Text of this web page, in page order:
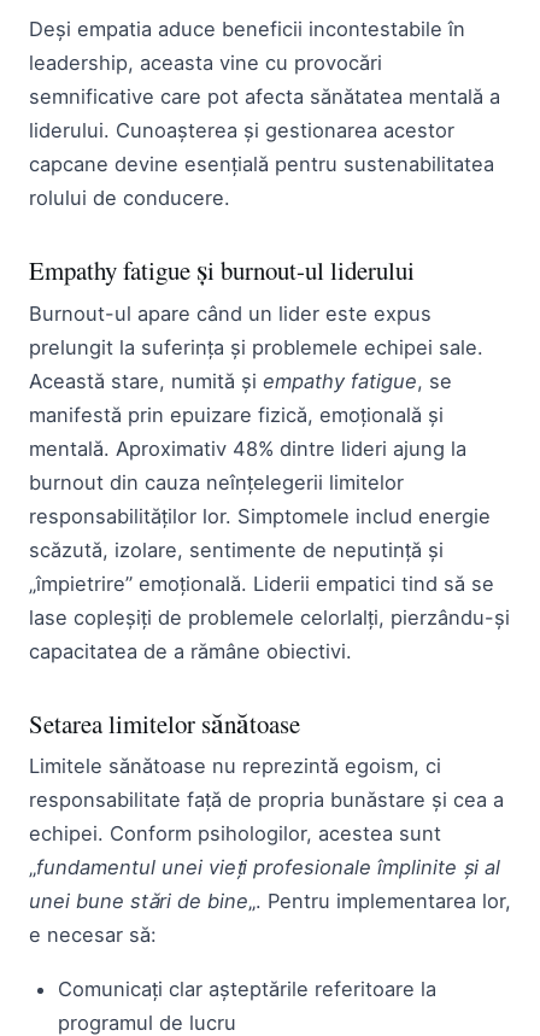
Deși empatia aduce beneficii incontestabile în
leadership, aceasta vine cu provocări
semnificative care pot afecta sănătatea mentală a
liderului. Cunoașterea și gestionarea acestor
capcane devine esențială pentru sustenabilitatea
rolului de conducere.
Empathy fatigue și burnout-ul liderului
Burnout-ul apare când un lider este expus
prelungit la suferința și problemele echipei sale.
Această stare, numită și empathy fatigue, se
manifestă prin epuizare fizică, emoțională și
mentală. Aproximativ 48% dintre lideri ajung la
burnout din cauza neînțelegerii limitelor
responsabilităților lor. Simptomele includ energie
scăzută, izolare, sentimente de neputință și
„împietrire” emoțională. Liderii empatici tind să se
lase copleșiți de problemele celorlalți, pierzându-și
capacitatea de a rămâne obiectivi.
Setarea limitelor sănătoase
Limitele sănătoase nu reprezintă egoism, ci
responsabilitate față de propria bunăstare și cea a
echipei. Conform psihologilor, acestea sunt
„fundamentul unei vieți profesionale împlinite și al
unei bune stări de bine„. Pentru implementarea lor,
e necesar să:
Comunicați clar așteptările referitoare la
programul de lucru